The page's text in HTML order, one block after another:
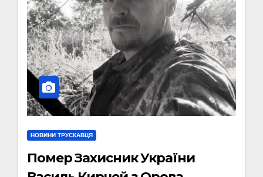
НОВИНИ ТРУСКАВЦЯ
Помер Захисник України